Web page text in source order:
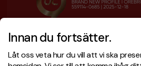
Innan du fortsätter.
Låt oss veta hur du vill att vi ska
Designskiss inom 1 h
Fri offert